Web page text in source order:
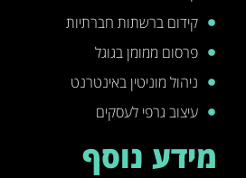
קידום ברשתות חברתיות
פרסום ממומן בגוגל
ניהול מוניטין באינטרנט
עיצוב גרפי לעסקים
מידע נוסף